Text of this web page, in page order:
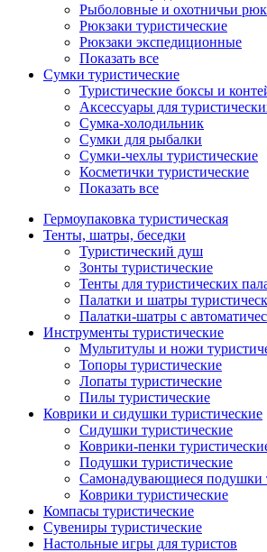
Рыболовные и охотничьи
Рюкзаки туристические
Рюкзаки экспедиционные
Показать все
Сумки туристические
Туристические боксы и
Аксессуары для
Сумка-холодильник
Сумки для рыбалки
Сумки-чехлы туристические
Косметички туристические
Показать все
Гермоупаковка туристическая
Тенты, шатры, беседки
Туристический душ
Зонты туристические
Тенты для туристических
Палатки и шатры
Палатки-шатры с
Инструменты туристические
Мультитулы и ножи
Топоры туристические
Лопаты туристические
Пилы туристические
Коврики и сидушки туристические
Сидушки туристические
Коврики-пенки
Подушки туристические
Самонадувающиеся подушки
Коврики туристические
Компасы туристические
Сувениры туристические
Настольные игры для туристов